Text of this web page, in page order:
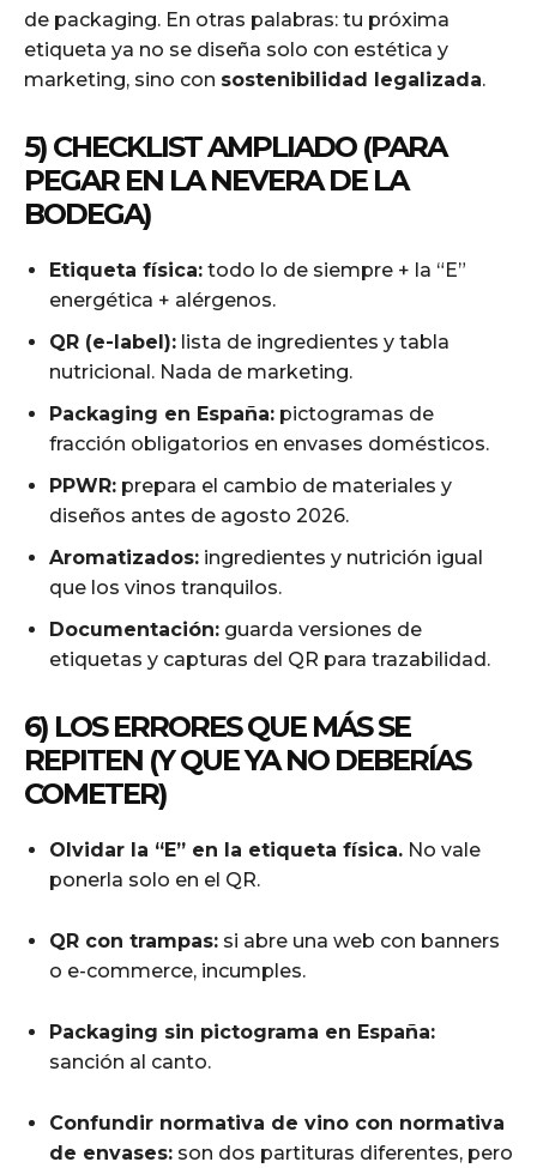
de packaging. En otras palabras: tu próxima
etiqueta ya no se diseña solo con estética y
marketing, sino con sostenibilidad legalizada.
5) CHECKLIST AMPLIADO (PARA
PEGAR EN LA NEVERA DE LA
BODEGA)
Etiqueta física: todo lo de siempre + la “E”
energética + alérgenos.
QR (e-label): lista de ingredientes y tabla
nutricional. Nada de marketing.
Packaging en España: pictogramas de
fracción obligatorios en envases domésticos.
PPWR: prepara el cambio de materiales y
diseños antes de agosto 2026.
Aromatizados: ingredientes y nutrición igual
que los vinos tranquilos.
Documentación: guarda versiones de
etiquetas y capturas del QR para trazabilidad.
6) LOS ERRORES QUE MÁS SE
REPITEN (Y QUE YA NO DEBERÍAS
COMETER)
Olvidar la “E” en la etiqueta física. No vale
ponerla solo en el QR.
QR con trampas: si abre una web con banners
o e-commerce, incumples.
Packaging sin pictograma en España:
sanción al canto.
Confundir normativa de vino con normativa
de envases: son dos partituras diferentes, pero